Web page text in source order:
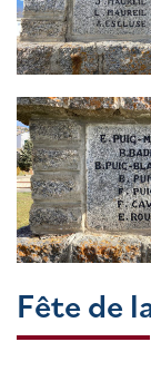
Fête de